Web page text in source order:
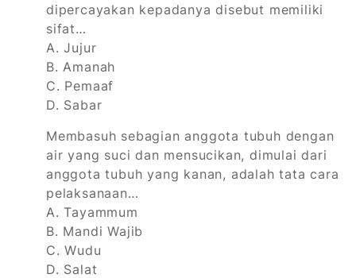
dipercayakan kepadanya disebut memiliki
sifat…
A. Jujur
B. Amanah
C. Pemaaf
D. Sabar
Membasuh sebagian anggota tubuh dengan
air yang suci dan mensucikan, dimulai dari
anggota tubuh yang kanan, adalah tata cara
pelaksanaan…
A. Tayammum
B. Mandi Wajib
C. Wudu
D. Salat